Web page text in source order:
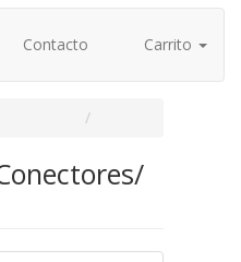
Contacto Carrito